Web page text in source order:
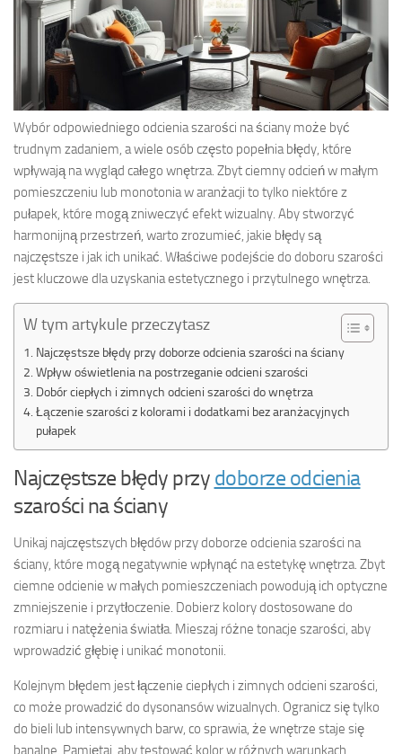
Wybór odpowiedniego odcienia szarości na ściany może być
trudnym zadaniem, a wiele osób często popełnia błędy, które
wpływają na wygląd całego wnętrza. Zbyt ciemny odcień w małym
pomieszczeniu lub monotonia w aranżacji to tylko niektóre z
pułapek, które mogą zniweczyć efekt wizualny. Aby stworzyć
harmonijną przestrzeń, warto zrozumieć, jakie błędy są
najczęstsze i jak ich unikać. Właściwe podejście do doboru szarości
jest kluczowe dla uzyskania estetycznego i przytulnego wnętrza.
W tym artykule przeczytasz
Najczęstsze błędy przy doborze odcienia szarości na ściany
Wpływ oświetlenia na postrzeganie odcieni szarości
Dobór ciepłych i zimnych odcieni szarości do wnętrza
Łączenie szarości z kolorami i dodatkami bez aranżacyjnych
pułapek
Najczęstsze błędy przy doborze odcienia
szarości na ściany
Unikaj najczęstszych błędów przy doborze odcienia szarości na
ściany, które mogą negatywnie wpłynąć na estetykę wnętrza. Zbyt
ciemne odcienie w małych pomieszczeniach powodują ich optyczne
zmniejszenie i przytłoczenie. Dobierz kolory dostosowane do
rozmiaru i natężenia światła. Mieszaj różne tonacje szarości, aby
wprowadzić głębię i unikać monotonii.
Kolejnym błędem jest łączenie ciepłych i zimnych odcieni szarości,
co może prowadzić do dysonansów wizualnych. Ogranicz się tylko
do bieli lub intensywnych barw, co sprawia, że wnętrze staje się
banalne. Pamiętaj, aby testować kolor w różnych warunkach